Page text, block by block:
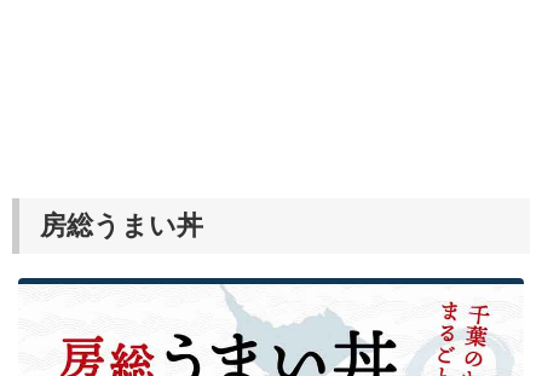
房総うまい丼